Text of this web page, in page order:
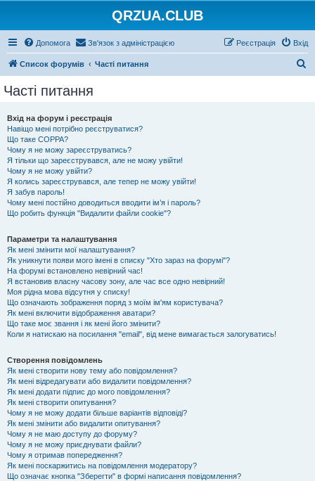
QRZUA.CLUB
Допомога Зв'язок з адміністрацією Вхід
Реєстрація
Список форумів Часті питання
Часті питання
Вхід на форум і реєстрація
Навіщо мені потрібно реєструватися?
Що таке COPPA?
Чому я не можу зареєструватись?
Я тільки що зареєструвався, але не можу увійти!
Чому я не можу увійти?
Я колись зареєструвався, але тепер не можу увійти!
Я забув пароль!
Чому мені постійно доводиться вводити ім’я і пароль?
Що робить функція "Видалити файли cookie"?
Параметри та налаштування
Як мені змінити мої налаштування?
Як уникнути появи мого імені в списку "Хто зараз на форумі"?
На форумі встановлено невірний час!
Я встановив власну часову зону, але час все одно невірний!
Моя рідна мова відсутня у списку!
Що означають зображення поряд з моїм ім'ям користувача?
Як мені включити відображення аватари?
Що таке моє звання і як мені його змінити?
Коли я натискаю на посилання "email", від мене вимагається залогуватись!
Створення повідомлень
Як мені створити нову тему або повідомлення?
Як мені відредагувати або видалити повідомлення?
Як мені додати підпис до мого повідомлення?
Як мені створити опитування?
Чому я не можу додати більше варіантів відповіді?
Як мені змінити або видалити опитування?
Чому я не маю доступу до форуму?
Чому я не можу приєднувати файли?
Чому я отримав попередження?
Як мені поскаржитись на повідомлення модератору?
Що означає кнопка "Зберегти" в формі написання повідомлення?